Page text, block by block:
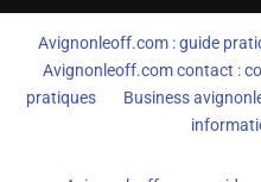
Avignonleoff.com : guide
Avignonleoff.com contact :
pratiques
Business